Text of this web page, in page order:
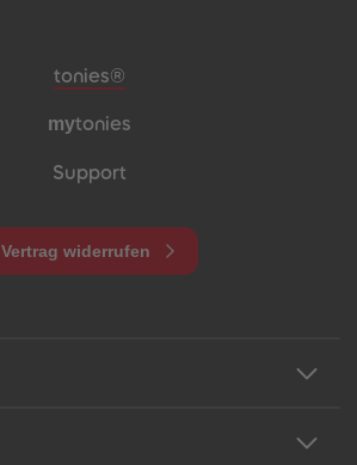
Meta-Navigation Footer
tonies®
mytonies
Support
Vertrag widerrufen